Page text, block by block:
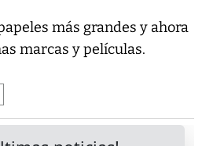
más grandes y ahora
marcas y películas.